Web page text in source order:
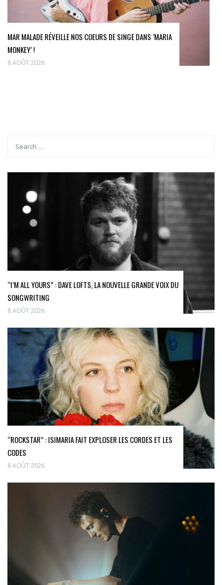
MAR MALADE RÉVEILLE NOS COEURS DE SINGE DANS ‘MARIA
MONKEY’ !
8 AOÛT 2026
“I’M ALL YOURS” : DAVE LOFTS, LA NOUVELLE GRANDE VOIX DU
SONGWRITING
8 AOÛT 2026
“ROCKSTAR” : ISIMARIA FAIT EXPLOSER LES CORDES ET LES
CODES
8 AOÛT 2026